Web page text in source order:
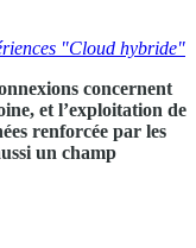
"Cloud hybride"
concernent
et l’exploitation de
renforcée par les
un champ